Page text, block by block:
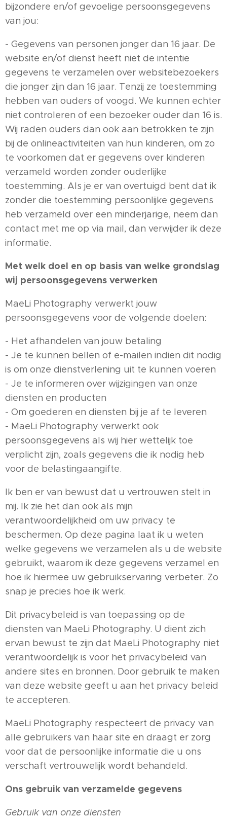
bijzondere en/of gevoelige persoonsgegevens
van jou:
- Gegevens van personen jonger dan 16 jaar. De
website en/of dienst heeft niet de intentie
gegevens te verzamelen over websitebezoekers
die jonger zijn dan 16 jaar. Tenzij ze toestemming
hebben van ouders of voogd. We kunnen echter
niet controleren of een bezoeker ouder dan 16 is.
Wij raden ouders dan ook aan betrokken te zijn
bij de onlineactiviteiten van hun kinderen, om zo
te voorkomen dat er gegevens over kinderen
verzameld worden zonder ouderlijke
toestemming. Als je er van overtuigd bent dat ik
zonder die toestemming persoonlijke gegevens
heb verzameld over een minderjarige, neem dan
contact met me op via mail, dan verwijder ik deze
informatie.
Met welk doel en op basis van welke grondslag
wij persoonsgegevens verwerken
MaeLi Photography verwerkt jouw
persoonsgegevens voor de volgende doelen:
- Het afhandelen van jouw betaling
- Je te kunnen bellen of e-mailen indien dit nodig
is om onze dienstverlening uit te kunnen voeren
- Je te informeren over wijzigingen van onze
diensten en producten
- Om goederen en diensten bij je af te leveren
- MaeLi Photography verwerkt ook
persoonsgegevens als wij hier wettelijk toe
verplicht zijn, zoals gegevens die ik nodig heb
voor de belastingaangifte.
Ik ben er van bewust dat u vertrouwen stelt in
mij. Ik zie het dan ook als mijn
verantwoordelijkheid om uw privacy te
beschermen. Op deze pagina laat ik u weten
welke gegevens we verzamelen als u de website
gebruikt, waarom ik deze gegevens verzamel en
hoe ik hiermee uw gebruikservaring verbeter. Zo
snap je precies hoe ik werk.
Dit privacybeleid is van toepassing op de
diensten van MaeLi Photography. U dient zich
ervan bewust te zijn dat MaeLi Photography niet
verantwoordelijk is voor het privacybeleid van
andere sites en bronnen. Door gebruik te maken
van deze website geeft u aan het privacy beleid
te accepteren.
MaeLi Photography respecteert de privacy van
alle gebruikers van haar site en draagt er zorg
voor dat de persoonlijke informatie die u ons
verschaft vertrouwelijk wordt behandeld.
Ons gebruik van verzamelde gegevens
Gebruik van onze diensten